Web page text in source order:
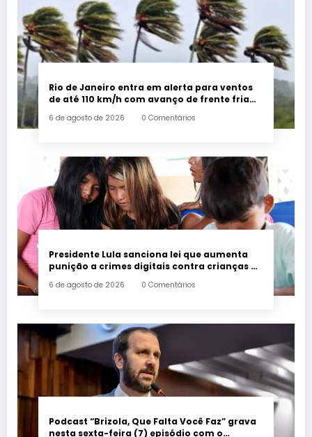
Rio de Janeiro entra em alerta para ventos
de até 110 km/h com avanço de frente fria
6 de agosto de 2026 0 Comentários
Presidente Lula sanciona lei que aumenta
punição a crimes digitais contra crianças é
6 de agosto de 2026 0 Comentários
Podcast “Brizola, Que Falta Você Faz” grava
nesta sexta-feira (7) episódio com o